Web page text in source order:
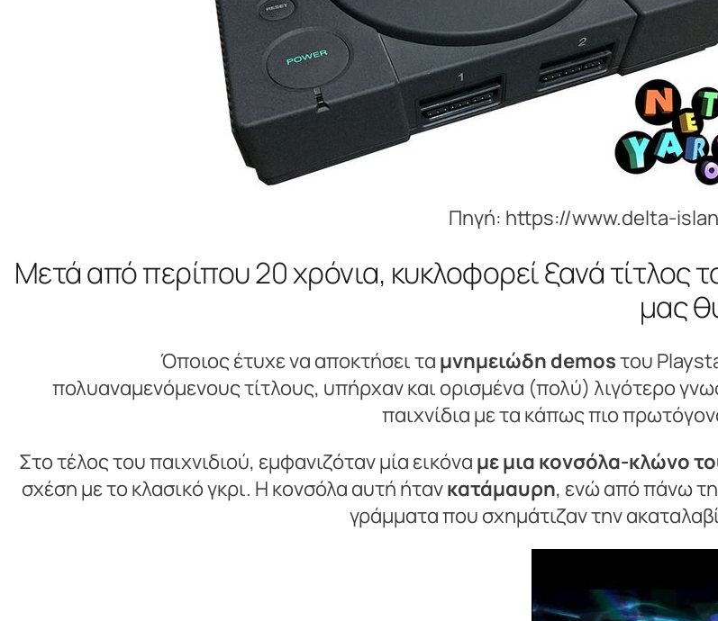
Πηγή: https://www.delta-
Μετά από περίπου 20 χρόνια, κυκλοφορεί ξανά τίτλος
μας
Όποιος έτυχε να αποκτήσει τα μνημειώδη demosτου
πολυαναμενόμενους τίτλους, υπήρχαν και ορισμένα (πολύ) λιγότερο
παιχνίδια με τα κάπως πιο
Στο τέλος του παιχνιδιού, εμφανιζόταν μία εικόνα με μια κονσόλα-κλώνο
σχέση με το κλασικό γκρι. Η κονσόλα αυτή ήτανκατάμαυρη, ενώ από πάνω
γράμματα που σχημάτιζαν την